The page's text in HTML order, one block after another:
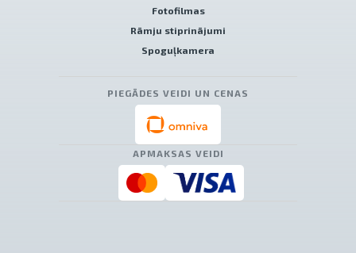
Fotofilmas
Rāmju stiprinājumi
Spoguļkamera
PIEGĀDES VEIDI UN CENAS
APMAKSAS VEIDI